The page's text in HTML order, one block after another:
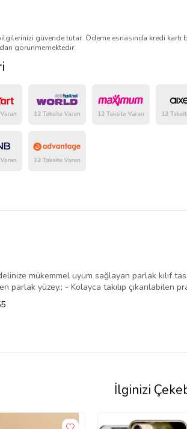
güvende tutar. Ödeme esnasında kredi kartı
görünmemektedir.
mükemmel uyum sağlayan parlak kılıf
parlak yüzey.; - Kolayca takılıp çıkarılabilen
İlginizi